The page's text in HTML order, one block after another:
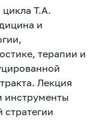
Т.А.
и
терапии и
Лекция
инструменты